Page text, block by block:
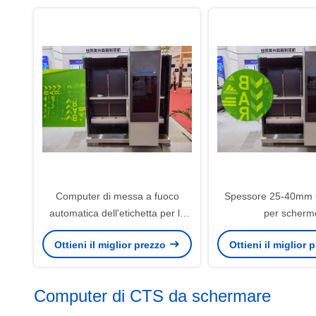
Computer di messa a fuoco
automatica dell'etichetta per lo
schermo con potenza laser
20W/25W/30W
Ottieni il miglior prezzo
Spessore 25-40mm
per
400x400mm/
Dimensione dello
Ottieni il miglior
Computer di CTS da schermare